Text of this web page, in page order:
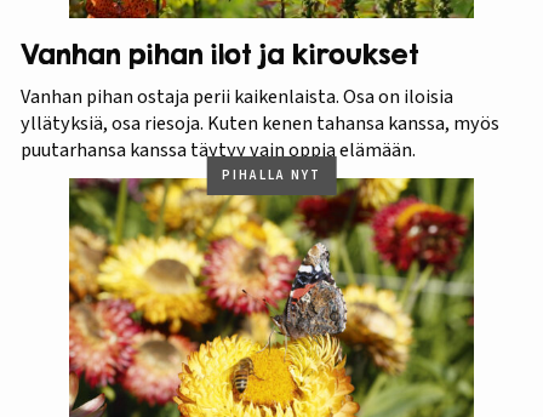
Vanhan pihan ilot ja kiroukset
Vanhan pihan ostaja perii kaikenlaista. Osa on iloisia
yllätyksiä, osa riesoja. Kuten kenen tahansa kanssa, myös
puutarhansa kanssa täytyy vain oppia elämään.
PIHALLA NYT